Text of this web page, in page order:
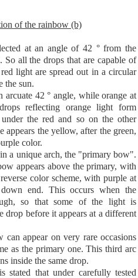
of the rainbow (b)
at an angle of 42 ° from the
So all the drops that are capable of
light are spread out in a circular
the sun.
arcuate 42 ° angle, while orange at
reflecting orange light form
the red and so on the other
appears the yellow, after the green,
color.
a unique arch, the "primary bow".
appears above the primary, with
color scheme, with purple at
end. This occurs when the
so that some of the light is
drop before it appears at a different
can appear on very rare occasions
as the primary one. This third arc
inside the same drop.
stated that under carefully tested